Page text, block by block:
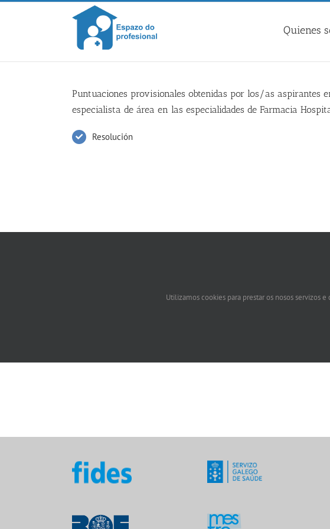
Skip
Quienes
Puntuaciones provisionales obtenidas por los/as aspirantes
especialista de área en las especialidades de Farmacia
Resolución
Utilizamos cookies para prestar os nosos servizos